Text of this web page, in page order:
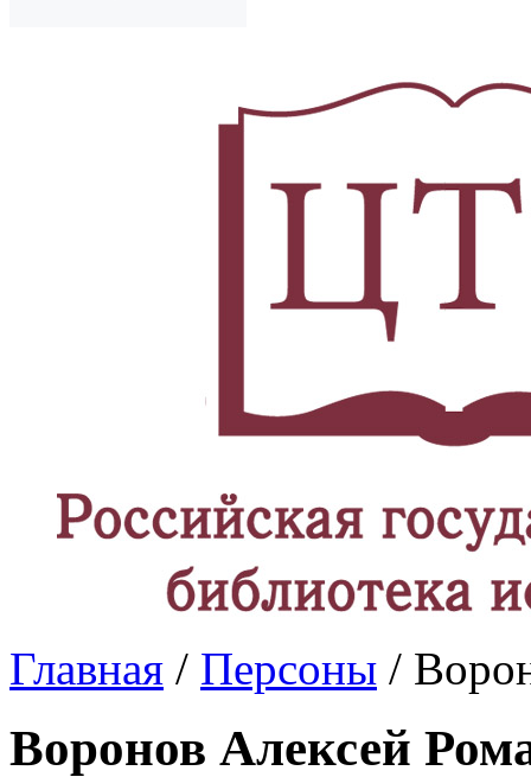
Главная / Персоны /
Воронов Алексей